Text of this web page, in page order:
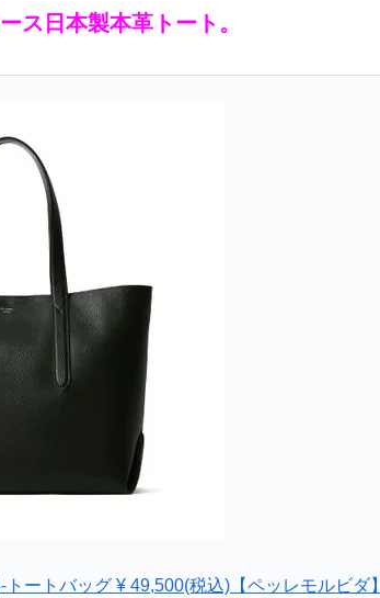
ス日本製本革トート。
ートバッグ ¥ 49,500(税込)【ペッレモルビダ】